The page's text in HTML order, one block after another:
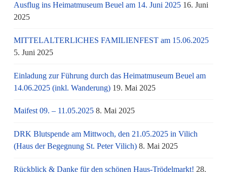
Ausflug ins Heimatmuseum Beuel am 14. Juni 2025 16. Juni
2025
MITTELALTERLICHES FAMILIENFEST am 15.06.2025
5. Juni 2025
Einladung zur Führung durch das Heimatmuseum Beuel am
14.06.2025 (inkl. Wanderung) 19. Mai 2025
Maifest 09. – 11.05.2025 8. Mai 2025
DRK Blutspende am Mittwoch, den 21.05.2025 in Vilich
(Haus der Begegnung St. Peter Vilich) 8. Mai 2025
Rückblick & Danke für den schönen Haus-Trödelmarkt! 28.